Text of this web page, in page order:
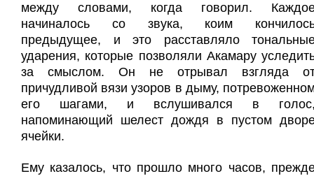
между словами, когда говорил.
начиналось со звука, коим
предыдущее, и это расставляло
ударения, которые позволяли Акамару
за смыслом. Он не отрывал взгляда
причудливой вязи узоров в дыму,
его шагами, и вслушивался в
напоминающий шелест дождя в пустом
ячейки.
Ему казалось, что прошло много часов,